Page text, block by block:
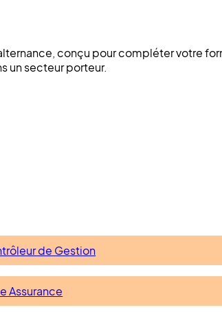
conçu pour compléter votre
un secteur porteur.
de Gestion
Assurance